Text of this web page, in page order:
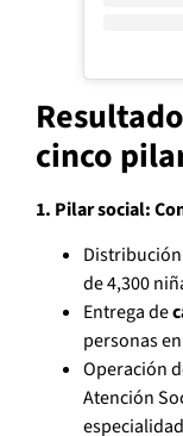
cinco
1. Pilar social:
de 4,300
Entrega de
personas
Operación
Atención